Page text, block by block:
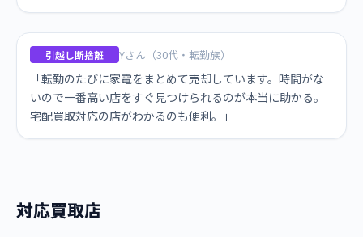
引越し断捨離 Yさん（30代・転勤族）
「転勤のたびに家電をまとめて売却しています。時間がな
いので一番高い店をすぐ見つけられるのが本当に助かる。
宅配買取対応の店がわかるのも便利。」
対応買取店